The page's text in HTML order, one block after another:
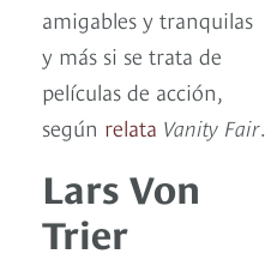
amigables y tranquilas
y más si se trata de
películas de acción,
según relata Vanity Fair.
Lars Von
Trier